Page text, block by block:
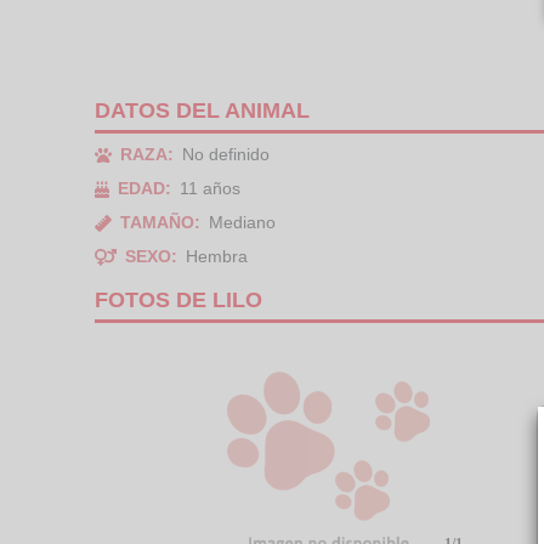
DATOS DEL ANIMAL
RAZA:
No definido
EDAD:
11 años
TAMAÑO:
Mediano
SEXO:
Hembra
FOTOS DE LILO